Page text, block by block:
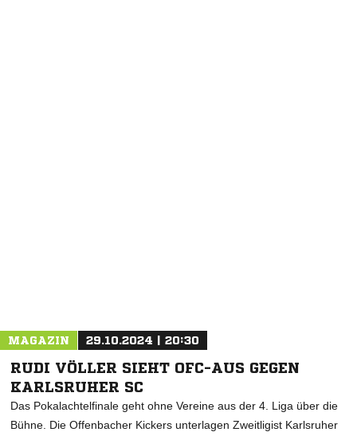
MAGAZIN 29.10.2024 | 20:30
RUDI VÖLLER SIEHT OFC-AUS GEGEN
KARLSRUHER SC
Das Pokalachtelfinale geht ohne Vereine aus der 4. Liga über die
Bühne. Die Offenbacher Kickers unterlagen Zweitligist Karlsruher